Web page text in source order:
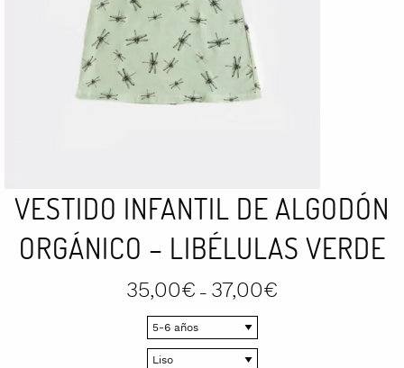
VESTIDO INFANTIL DE ALGODÓN
ORGÁNICO – LIBÉLULAS VERDE
35,00€ – 37,00€